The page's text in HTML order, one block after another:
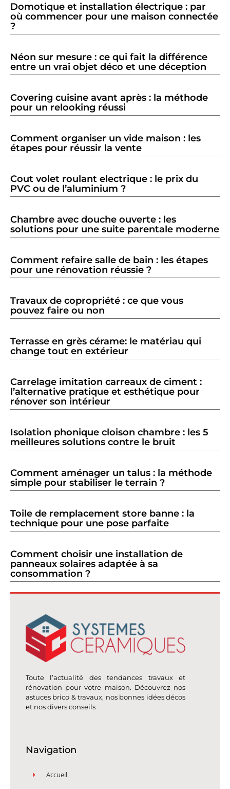
Domotique et installation électrique : par
où commencer pour une maison connectée
?
Néon sur mesure : ce qui fait la différence
entre un vrai objet déco et une déception
Covering cuisine avant après : la méthode
pour un relooking réussi
Comment organiser un vide maison : les
étapes pour réussir la vente
Cout volet roulant electrique : le prix du
PVC ou de l’aluminium ?
Chambre avec douche ouverte : les
solutions pour une suite parentale moderne
Comment refaire salle de bain : les étapes
pour une rénovation réussie ?
Travaux de copropriété : ce que vous
pouvez faire ou non
Terrasse en grès cérame: le matériau qui
change tout en extérieur
Carrelage imitation carreaux de ciment :
l’alternative pratique et esthétique pour
rénover son intérieur
Isolation phonique cloison chambre : les 5
meilleures solutions contre le bruit
Comment aménager un talus : la méthode
simple pour stabiliser le terrain ?
Toile de remplacement store banne : la
technique pour une pose parfaite
Comment choisir une installation de
panneaux solaires adaptée à sa
consommation ?
Toute l’actualité des tendances travaux et
rénovation pour votre maison. Découvrez nos
astuces brico & travaux, nos bonnes idées décos
et nos divers conseils
Navigation
Accueil